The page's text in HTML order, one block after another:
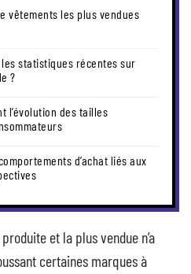
vêtements les plus vendues
statistiques récentes sur
?
l’évolution des tailles
d’achat liés aux
et la plus vendue n’a
certaines marques à